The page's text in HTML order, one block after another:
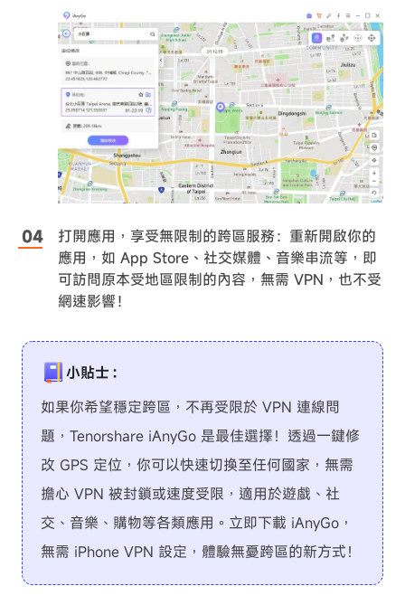
打開應用，享受無限制的跨區服務：重新開啟你的
應用，如 App Store、社交媒體、音樂串流等，即
可訪問原本受地區限制的內容，無需 VPN，也不受
網速影響！
小貼士：
如果你希望穩定跨區，不再受限於 VPN 連線問
題，Tenorshare iAnyGo 是最佳選擇！透過一鍵修
改 GPS 定位，你可以快速切換至任何國家，無需
擔心 VPN 被封鎖或速度受限，適用於遊戲、社
交、音樂、購物等各類應用。立即下載 iAnyGo，
無需 iPhone VPN 設定，體驗無憂跨區的新方式！